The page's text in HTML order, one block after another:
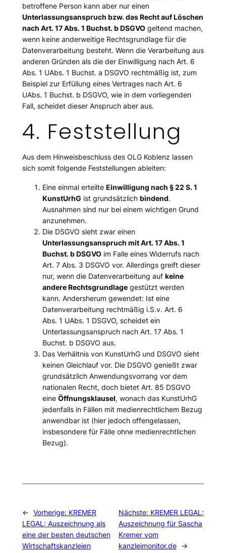
betroffene Person kann aber nur einen
Unterlassungsanspruch bzw. das Recht auf Löschen
nach Art. 17 Abs. 1 Buchst. b DSGVOgeltend machen,
wenn keine anderweitige Rechtsgrundlage für die
Datenverarbeitung besteht. Wenn die Verarbeitung aus
anderen Gründen als die der Einwilligung nach Art. 6
Abs. 1 UAbs. 1 Buchst. a DSGVO rechtmäßig ist, zum
Beispiel zur Erfüllung eines Vertrages nach Art. 6
UAbs. 1 Buchst. b DSGVO, wie in dem vorliegenden
Fall, scheidet dieser Anspruch aber aus.
4. Feststellung
Aus dem Hinweisbeschluss des OLG Koblenz lassen
sich somit folgende Feststellungen ableiten:
Eine einmal erteilte Einwilligung nach § 22 S. 1
KunstUrhG ist grundsätzlich bindend.
Ausnahmen sind nur bei einem wichtigen Grund
anzunehmen.
Die DSGVO sieht zwar einen
Unterlassungsanspruch mit Art. 17 Abs. 1
Buchst. b DSGVOim Falle eines Widerrufs nach
Art. 7 Abs. 3 DSGVO vor. Allerdings greift dieser
nur, wenn die Datenverarbeitung auf keine
andere Rechtsgrundlagegestützt werden
kann. Andersherum gewendet: Ist eine
Datenverarbeitung rechtmäßig i.S.v. Art. 6
Abs. 1 UAbs. 1 DSGVO, scheidet ein
Unterlassungsanspruch nach Art. 17 Abs. 1
Buchst. b DSGVO aus.
Das Verhältnis von KunstUrhG und DSGVO sieht
keinen Gleichlauf vor. Die DSGVO genießt zwar
grundsätzlich Anwendungsvorrang vor dem
nationalen Recht, doch bietet Art. 85 DSGVO
eine Öffnungsklausel, wonach das KunstUrhG
jedenfalls in Fällen mit medienrechtlichem Bezug
anwendbar ist (hier jedoch offengelassen,
insbesondere für Fälle ohne medienrechtlichen
Bezug).
← Vorherige: KREMER
LEGAL: Auszeichnung als
eine der besten deutschen
Wirtschaftskanzleien
Nächste: KREMER LEGAL:
Auszeichnung für Sascha
Kremer vom
kanzleimonitor.de →